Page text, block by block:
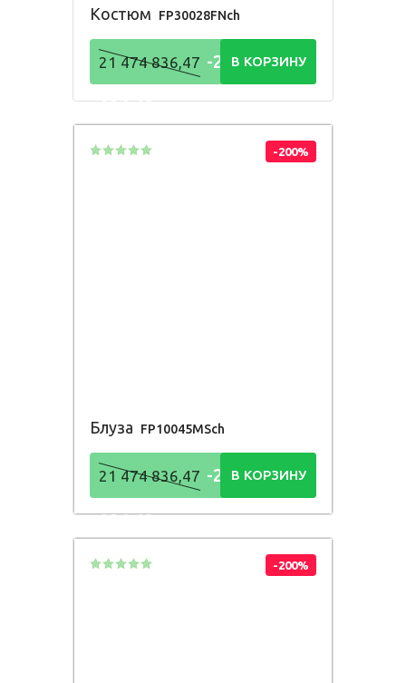
Костюм FP30028FNch
21 474 836,47 -21 474
836,48Р
В КОРЗИНУ
-200%
Блуза FP10045MSch
21 474 836,47 -21 474
836,48Р
В КОРЗИНУ
-200%